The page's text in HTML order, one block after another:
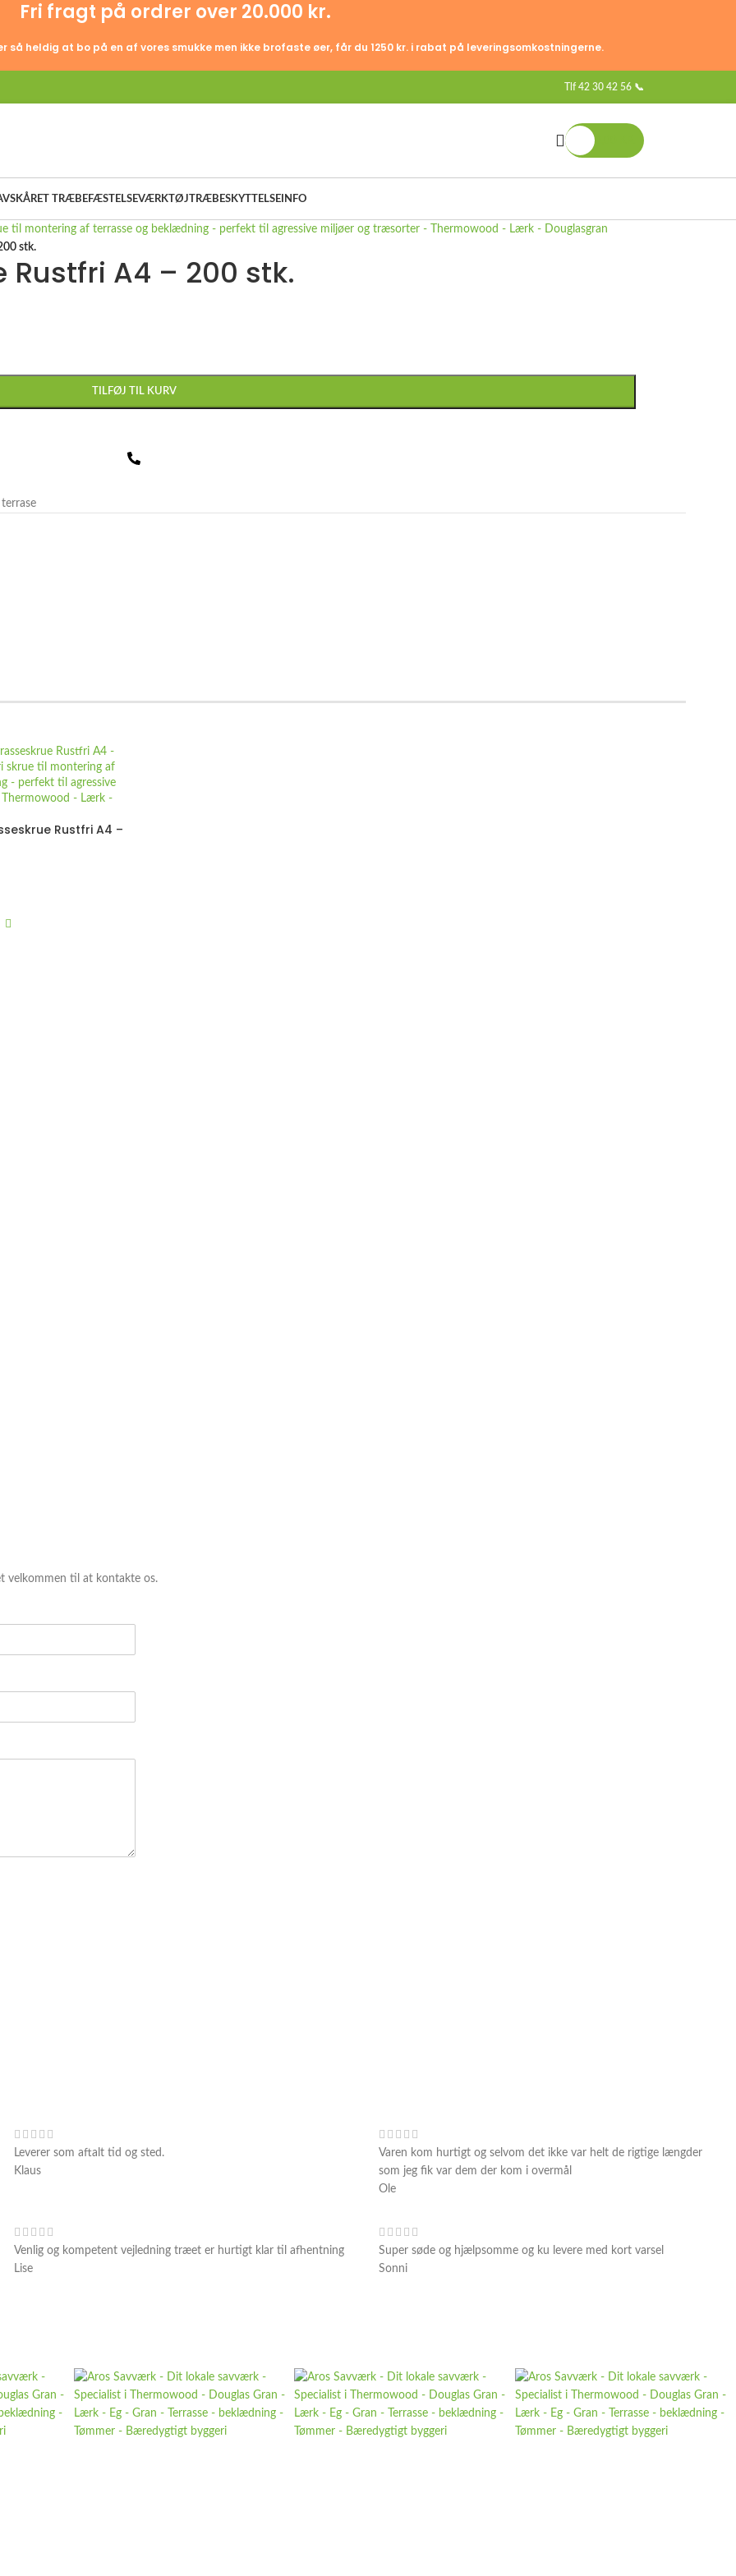
Fri fragt på ordrer over 20.000 kr.
så heldig at bo på en af vores smukke men ikke brofaste øer, får du 1250 kr. i rabat på leveringsomkostningerne.
Tlf 42 30 42 56 📞
TRÆBEFÆSTELSEVÆRKTØJTRÆBESKYTTELSE INFO
stk.
A4 – 200 stk.
TILFØJ TIL KURV
terrase
Rustfri A4 –
velkommen til at kontakte os.
Leverer som aftalt tid og sted.
Klaus
Varen kom hurtigt og selvom det ikke var helt de rigtige længder
som jeg fik var dem der kom i overmål
Ole
Venlig og kompetent vejledning træet er hurtigt klar til afhentning
Lise
Super søde og hjælpsomme og ku levere med kort varsel
Sonni